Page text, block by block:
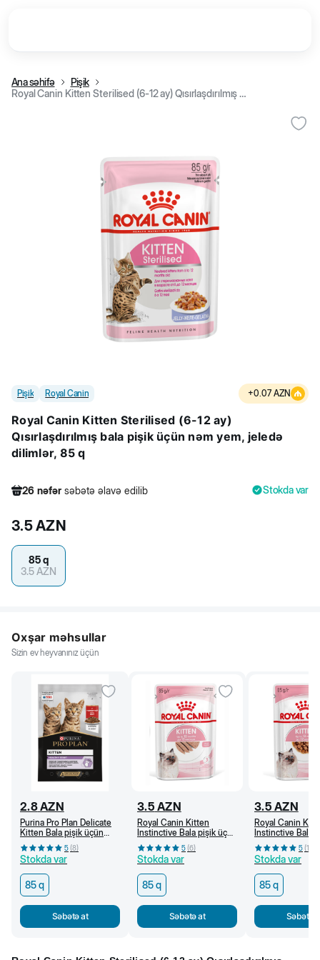
Ana səhifə
Pişik
Royal Canin Kitten Sterilised (6-12 ay) Qısırlaşdırılmış bala pişik üçün nəm yem, jeledə dilimlər, 85 q
Pişik Royal Canin +0.07 AZN
Royal Canin Kitten Sterilised (6-12 ay)
Qısırlaşdırılmış bala pişik üçün nəm yem, jeledə
dilimlər, 85 q
26 nəfər səbətə əlavə edilib
76 nəfər
Stokda var
3.5AZN
85 q
3.5AZN
Oxşar məhsullar
Sizin ev heyvanınız üçün
2.8AZN
Purina Pro Plan Delicate
Kitten Bala pişik üçün
nəm yem, sousda mal əti
ilə, 85 q
5(8)
Stokda var
85 q
Səbətə at
3.5 AZN
Royal Canin Kitten
Instinctive Bala pişik üçün
nəm yem (paştet) 85 q
5(6)
Stokda var
85 q
Səbətə at
3.5 AZN
Royal Canin
Instinctive Bala
nəm yem,
85 q
5(11
Stokda var
85 q
Səbətə